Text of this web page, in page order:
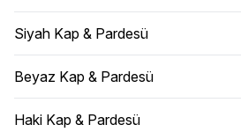
Siyah Kap & Pardesü
Beyaz Kap & Pardesü
Haki Kap & Pardesü